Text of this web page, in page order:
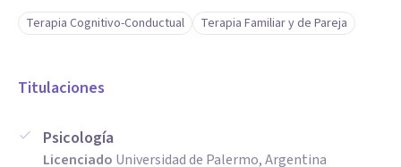
Terapia Cognitivo-Conductual Terapia Familiar y de Pareja
Titulaciones
Psicología
Licenciado Universidad de Palermo, Argentina